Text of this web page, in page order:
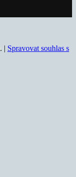
. | Spravovat souhlas s